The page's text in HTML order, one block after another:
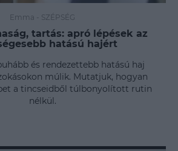
Emma - SZÉPSÉG
tartás: apró lépések az
hatású hajért
és rendezettebb hatású haj
múlik. Mutatjuk, hogyan
a tincseidből túlbonyolított rutin
nélkül.